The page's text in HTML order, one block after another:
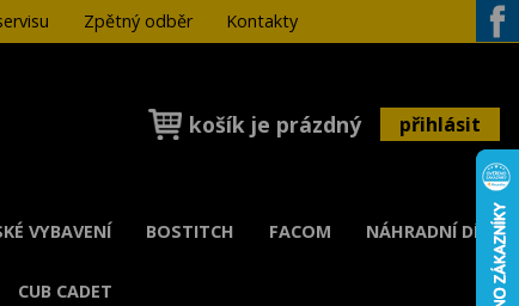
Zpětný odběr
Kontakty
košík je prázdný přihlásit
VYBAVENÍ BOSTITCH FACOM NÁHRADNÍ DÍLY
CUB CADET